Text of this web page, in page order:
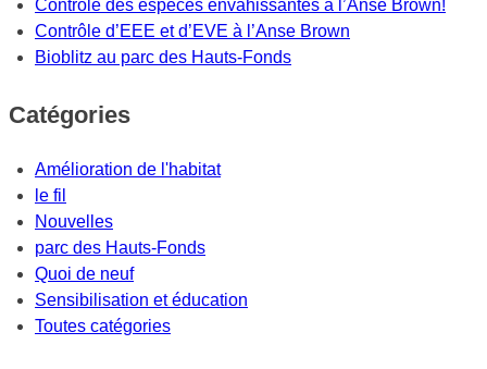
Contrôle des espèces envahissantes à l’Anse Brown!
Contrôle d’EEE et d’EVE à l’Anse Brown
Bioblitz au parc des Hauts-Fonds
Catégories
Amélioration de l'habitat
le fil
Nouvelles
parc des Hauts-Fonds
Quoi de neuf
Sensibilisation et éducation
Toutes catégories